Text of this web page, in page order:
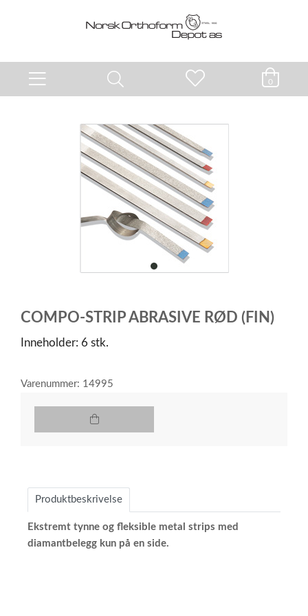
0
item
of
1
COMPO-STRIP ABRASIVE RØD (FIN)
Inneholder: 6 stk.
Varenummer: 14995
Produktbeskrivelse
Ekstremt tynne og fleksible metal strips med
diamantbelegg kun på en side.